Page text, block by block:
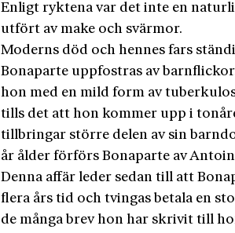
Enligt ryktena var det inte en
utfört av make och svärmor.
Moderns död och hennes fars
Bonaparte uppfostras av
hon med en mild form av
tills det att hon kommer upp i
tillbringar större delen av sin
år ålder förförs Bonaparte av
Denna affär leder sedan till att
flera års tid och tvingas betala en
de många brev hon har skrivit till